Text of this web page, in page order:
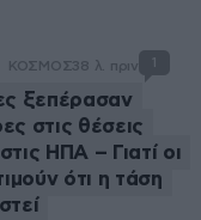
ΚΟΣΜΟΣ38 λ. πριν
ξεπέρασαν
στις θέσεις
ΗΠΑ – Γιατί οι
ότι η τάση